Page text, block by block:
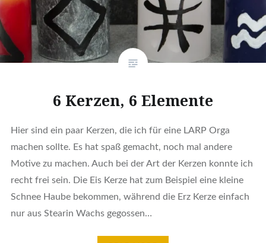
6 Kerzen, 6 Elemente
Hier sind ein paar Kerzen, die ich für eine LARP Orga
machen sollte. Es hat spaß gemacht, noch mal andere
Motive zu machen. Auch bei der Art der Kerzen konnte ich
recht frei sein. Die Eis Kerze hat zum Beispiel eine kleine
Schnee Haube bekommen, während die Erz Kerze einfach
nur aus Stearin Wachs gegossen…